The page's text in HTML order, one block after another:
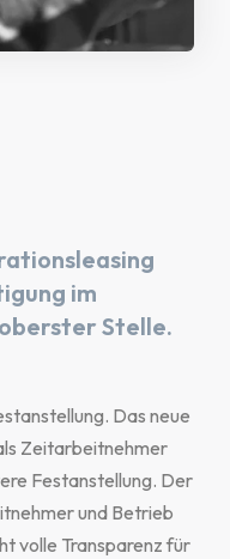
im
Stelle.
Das neue
Zeitarbeitnehmer
Festanstellung. Der
und Betrieb
volle Transparenz für